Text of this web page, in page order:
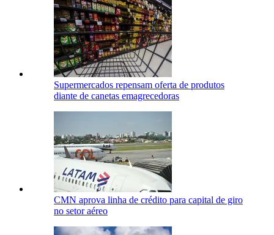
Supermercados repensam oferta de produtos
diante de canetas emagrecedoras
CMN aprova linha de crédito para capital de giro
no setor aéreo